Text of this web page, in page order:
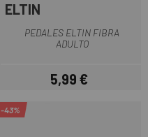
ELTIN
PEDALES ELTIN FIBRA
ADULTO
Precio
5,99 €
-43%